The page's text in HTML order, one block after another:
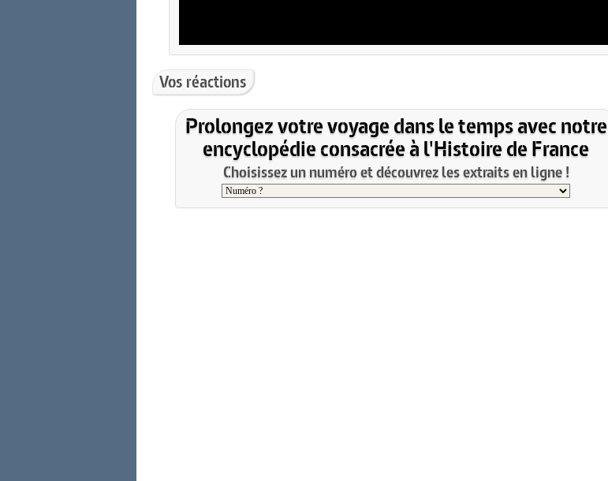
Vos réactions
Prolongez votre voyage dans le temps avec notre
encyclopédie consacrée à l'Histoire de France
Choisissez un numéro et découvrez les extraits en ligne !